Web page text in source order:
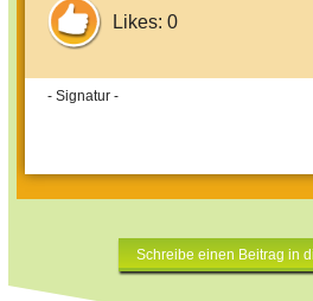
Likes: 0
- Signatur -
Schreibe einen Beitrag in